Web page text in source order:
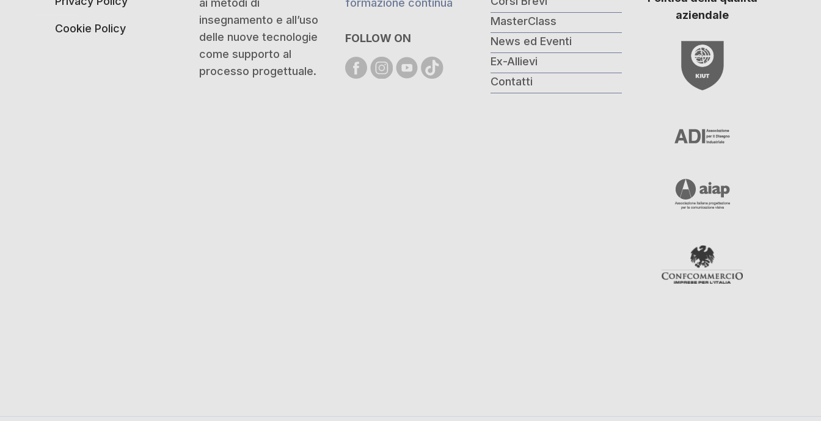
Cookie Policy
ai metodi di
insegnamento e all’uso
delle nuove tecnologie
come supporto al
processo progettuale.
formazione continua
FOLLOW ON
MasterClass
News ed Eventi
Ex-Allievi
Contatti
aziendale